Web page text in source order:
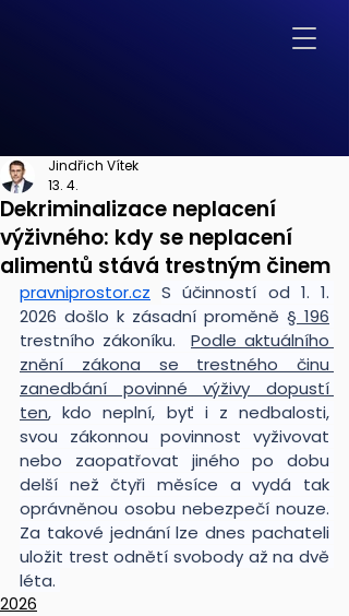
Dekriminalizace neplacení
výživného: kdy se neplacení
alimentů stává trestným činem
Jindřich Vítek
13. 4.
pravniprostor.cz S účinností od 1. 1.
2026 došlo k zásadní proměně § 196
trestního zákoníku. Podle aktuálního
znění zákona se trestného činu
zanedbání povinné výživy dopustí
ten, kdo neplní, byť i z nedbalosti,
svou zákonnou povinnost vyživovat
nebo zaopatřovat jiného po dobu
delší než čtyři měsíce a vydá tak
oprávněnou osobu nebezpečí nouze.
Za takové jednání lze dnes pachateli
uložit trest odnětí svobody až na dvě
léta.
2026